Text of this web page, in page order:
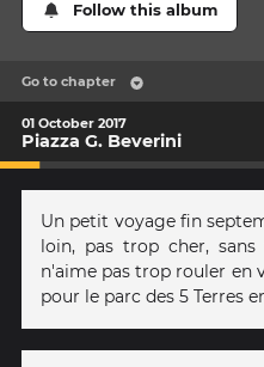
Follow this album
Go to chapter
01 October 2017
Piazza G. Beverini
Un petit voyage fin
loin, pas trop cher,
n'aime pas trop rouler en
pour le parc des 5 Terres